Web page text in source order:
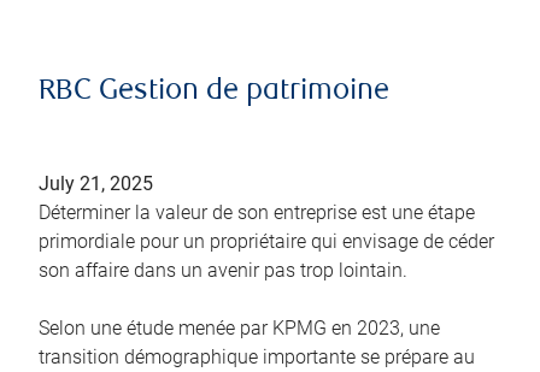
RBC Gestion de patrimoine
July 21, 2025
Déterminer la valeur de son entreprise est une étape
primordiale pour un propriétaire qui envisage de céder
son affaire dans un avenir pas trop lointain.
Selon une étude menée par KPMG en 2023, une
transition démographique importante se prépare au